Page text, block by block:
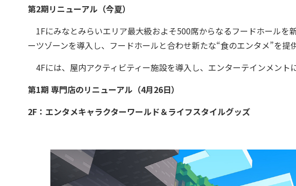
第2期リニューアル（今夏）
1Fにみなとみらいエリア最大級およそ500席からなるフードホールを
ーツゾーンを導入し、フードホールと合わせ新たな“食のエンタメ”を提
4Fには、屋内アクティビティー施設を導入し、エンターテインメント
第1期 専門店のリニューアル（4月26日）
2F：エンタメキャラクターワールド＆ライフスタイルグッズ